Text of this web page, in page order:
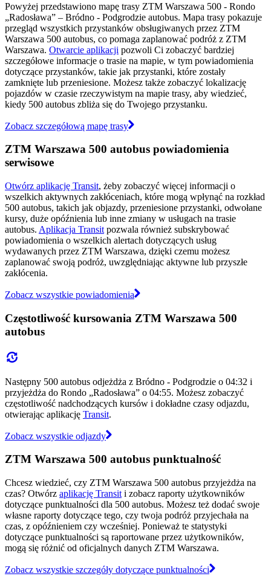
Powyżej przedstawiono mapę trasy ZTM Warszawa 500 - Rondo
„Radosława” – Bródno - Podgrodzie autobus. Mapa trasy pokazuje
przegląd wszystkich przystanków obsługiwanych przez ZTM
Warszawa 500 autobus, co pomaga zaplanować podróż z ZTM
Warszawa. Otwarcie aplikacji pozwoli Ci zobaczyć bardziej
szczegółowe informacje o trasie na mapie, w tym powiadomienia
dotyczące przystanków, takie jak przystanki, które zostały
zamknięte lub przeniesione. Możesz także zobaczyć lokalizację
pojazdów w czasie rzeczywistym na mapie trasy, aby wiedzieć,
kiedy 500 autobus zbliża się do Twojego przystanku.
Zobacz szczegółową mapę trasy
ZTM Warszawa 500 autobus powiadomienia
serwisowe
Otwórz aplikację Transit, żeby zobaczyć więcej informacji o
wszelkich aktywnych zakłóceniach, które mogą wpłynąć na rozkład
500 autobus, takich jak objazdy, przeniesione przystanki, odwołane
kursy, duże opóźnienia lub inne zmiany w usługach na trasie
autobus. Aplikacja Transit pozwala również subskrybować
powiadomienia o wszelkich alertach dotyczących usług
wydawanych przez ZTM Warszawa, dzięki czemu możesz
zaplanować swoją podróż, uwzględniając aktywne lub przyszłe
zakłócenia.
Zobacz wszystkie powiadomienia
Częstotliwość kursowania ZTM Warszawa 500
autobus
Następny 500 autobus odjeżdża z Bródno - Podgrodzie o 04:32 i
przyjeżdża do Rondo „Radosława” o 04:55. Możesz zobaczyć
częstotliwość nadchodzących kursów i dokładne czasy odjazdu,
otwierając aplikację Transit.
Zobacz wszystkie odjazdy
ZTM Warszawa 500 autobus punktualność
Chcesz wiedzieć, czy ZTM Warszawa 500 autobus przyjeżdża na
czas? Otwórz aplikację Transit i zobacz raporty użytkowników
dotyczące punktualności dla 500 autobus. Możesz też dodać swoje
własne raporty dotyczące tego, czy twoja podróż przyjechała na
czas, z opóźnieniem czy wcześniej. Ponieważ te statystyki
dotyczące punktualności są raportowane przez użytkowników,
mogą się różnić od oficjalnych danych ZTM Warszawa.
Zobacz wszystkie szczegóły dotyczące punktualności